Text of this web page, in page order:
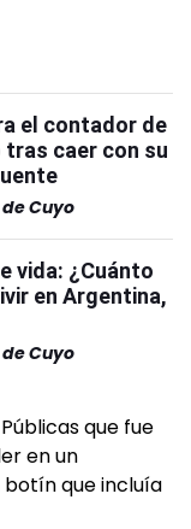
el contador de
tras caer con su
Cuyo
vida: ¿Cuánto
en Argentina,
Cuyo
que fue
en un
que incluía